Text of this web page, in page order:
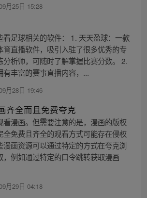
月25日 15:28
看足球相关的软件： 1. 天天盈球：一款
育直播软件，吸引入驻了很多优秀的专
分析师，可随时了解掌握比赛分数。 2.
有丰富的赛事直播内容，...
月28日 19:46
齐全而且免费夸克
看漫画。但需要注意的是，漫画的版权
全免费且齐全的观看方式可能存在侵权
漫画资源可以通过特定的方式在夸克浏
，例如通过特定的口令跳转获取漫画
月29日 04:18